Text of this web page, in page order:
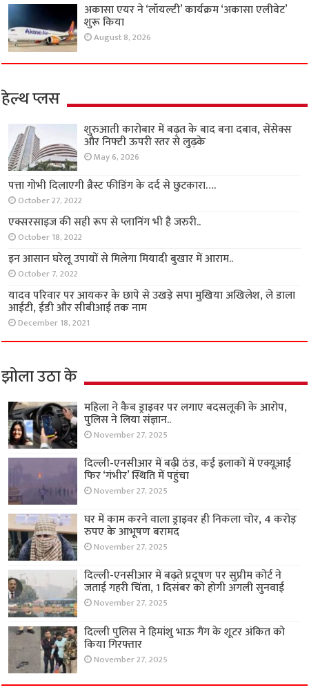
अकासा एयर ने ‘लॉयल्टी’ कार्यक्रम ‘अकासा एलीवेट’
शुरू किया
August 8, 2026
हेल्थ प्लस
शुरुआती कारोबार में बढ़त के बाद बना दबाव, सेंसेक्स
और निफ्टी ऊपरी स्तर से लुढ़के
May 6, 2026
पत्ता गोभी दिलाएगी ब्रैस्ट फीडिंग के दर्द से छुटकारा….
October 27, 2022
एक्सरसाइज की सही रूप से प्लानिंग भी है जरुरी..
October 18, 2022
इन आसान घरेलू उपायों से मिलेगा मियादी बुखार में आराम..
October 7, 2022
यादव परिवार पर आयकर के छापे से उखड़े सपा मुखिया अखिलेश, ले डाला
आईटी, ईडी और सीबीआई तक नाम
December 18, 2021
झोला उठा के
महिला ने कैब ड्राइवर पर लगाए बदसलूकी के आरोप,
पुलिस ने लिया संज्ञान..
November 27, 2025
दिल्ली-एनसीआर में बढ़ी ठंड, कई इलाकों में एक्यूआई
फिर ‘गंभीर’ स्थिति में पहुंचा
November 27, 2025
घर में काम करने वाला ड्राइवर ही निकला चोर, 4 करोड़
रुपए के आभूषण बरामद
November 27, 2025
दिल्ली-एनसीआर में बढ़ते प्रदूषण पर सुप्रीम कोर्ट ने
जताई गहरी चिंता, 1 दिसंबर को होगी अगली सुनवाई
November 27, 2025
दिल्ली पुलिस ने हिमांशु भाऊ गैंग के शूटर अंकित को
किया गिरफ्तार
November 27, 2025